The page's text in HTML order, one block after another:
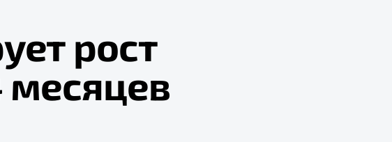
рост
месяцев